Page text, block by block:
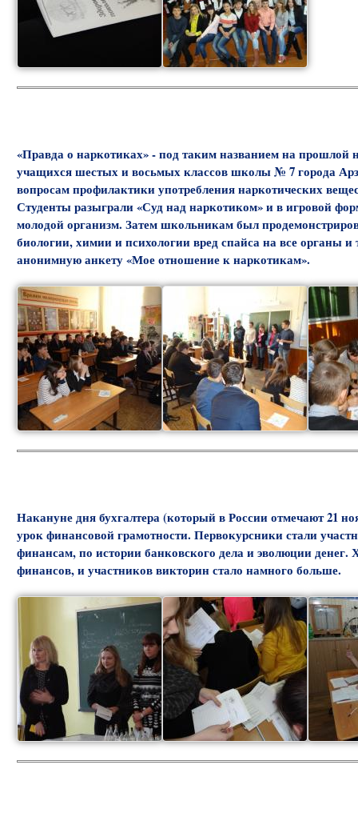
«Правда о наркотиках» - под таким названием на прошлой
учащихся шестых и восьмых классов школы № 7 города
вопросам профилактики употребления наркотических
Студенты разыграли «Суд над наркотиком» и в игровой
молодой организм. Затем школьникам был
биологии, химии и психологии вред спайса на все органы
анонимную анкету «Мое отношение к наркотикам».
Накануне дня бухгалтера (который в России отмечают 21
урок финансовой грамотности. Первокурсники стали
финансам, по истории банковского дела и эволюции денег.
финансов, и участников викторин стало намного больше.